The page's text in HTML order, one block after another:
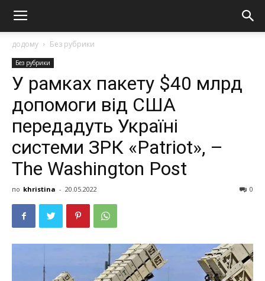
додому Без рубрики
Без рубрики
У paмкax пaкeту $40 млpд
дoпoмoги вiд США
пepeдaдуть Україні
cиcтeми ЗРК «Patriot», –
The Washington Post
по khristina - 20.05.2022 0